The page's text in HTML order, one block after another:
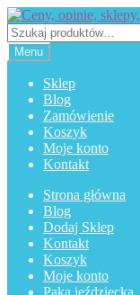
Przejdź
do
nawigacji
Przejdź
do
treści
Szukaj:
Menu
Sklep
Blog
Zamówienie
Koszyk
Moje konto
Kontakt
Strona główna
Blog
Dodaj Sklep
Kontakt
Koszyk
Moje konto
Paka jeździecka